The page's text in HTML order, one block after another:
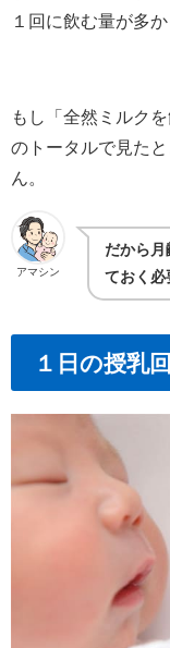
１回に飲む量が多
もし「全然ミルク
のトータルで見た
ん。
アマシン
だから月
ておく必
１日の授乳